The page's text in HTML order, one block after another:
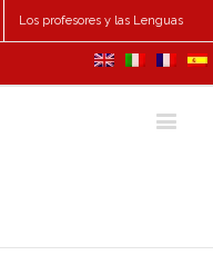
Los profesores y las Lenguas